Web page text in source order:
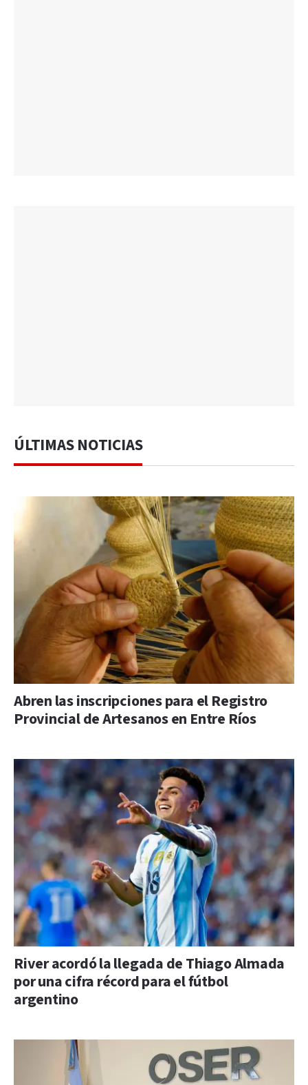
ÚLTIMAS NOTICIAS
Abren las inscripciones para el Registro
Provincial de Artesanos en Entre Ríos
River acordó la llegada de Thiago Almada
por una cifra récord para el fútbol
argentino